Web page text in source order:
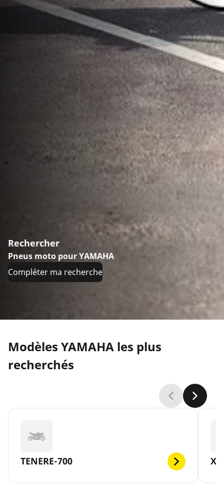
Rechercher
Pneus moto pour YAMAHA
Compléter ma recherche
Modèles YAMAHA les plus
recherchés
TENERE-700